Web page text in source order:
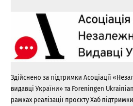
Здійснено за підтримки Асоціації
видавці України» та Foreningen
рамках реалізації проєкту Хаб